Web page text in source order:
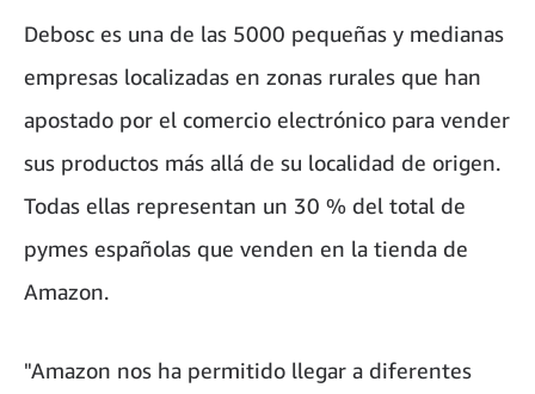
Debosc es una de las 5000 pequeñas y medianas
empresas localizadas en zonas rurales que han
apostado por el comercio electrónico para vender
sus productos más allá de su localidad de origen.
Todas ellas representan un 30 % del total de
pymes españolas que venden en la tienda de
Amazon.
"Amazon nos ha permitido llegar a diferentes